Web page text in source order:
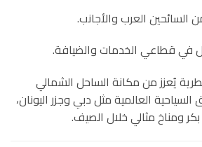
العرب والأجانب.
في قطاعي الخدمات والضيافة.
يُعزز من مكانة الساحل الشمالي
العالمية مثل دبي وجزر اليونان،
ومناخ مثالي خلال الصيف.